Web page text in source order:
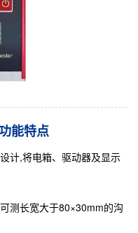
能特点
计,将电箱、驱动器及显示
测长宽大于80×30mm的沟